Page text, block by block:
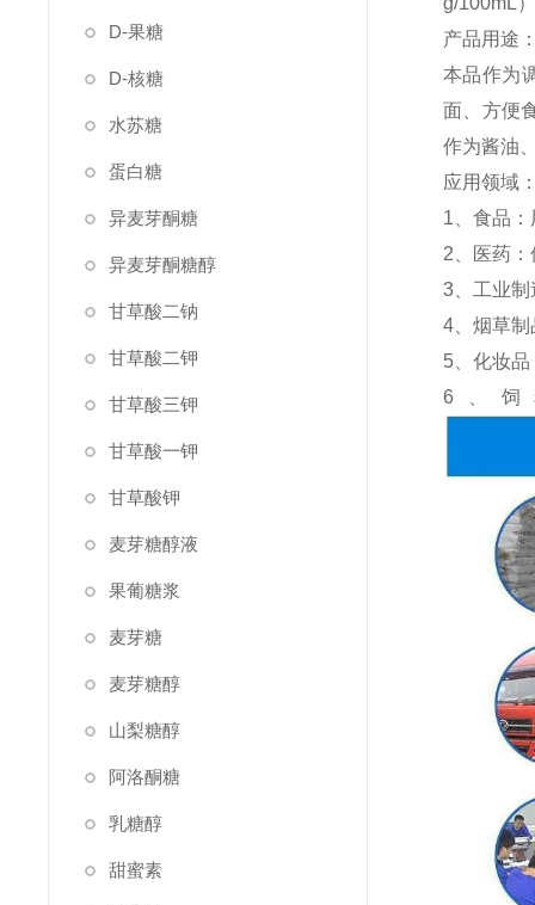
D-果糖
D-核糖
水苏糖
蛋白糖
异麦芽酮糖
异麦芽酮糖醇
甘草酸二钠
甘草酸二钾
甘草酸三钾
甘草酸一钾
甘草酸钾
麦芽糖醇液
果葡糖浆
麦芽糖
麦芽糖醇
山梨糖醇
阿洛酮糖
乳糖醇
甜蜜素
产品用途
本品作为
面、方便
作为酱油
应用领域
1、食品
2、医药
3、工业
4、烟草
5、化妆
6、饲